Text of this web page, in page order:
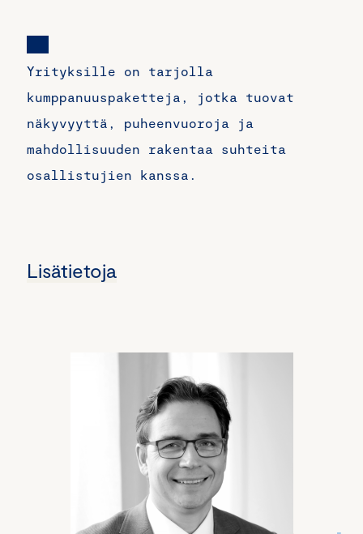
Yrityksille on tarjolla
kumppanuuspaketteja, jotka tuovat
näkyvyyttä, puheenvuoroja ja
mahdollisuuden rakentaa suhteita
osallistujien kanssa.
Lisätietoja